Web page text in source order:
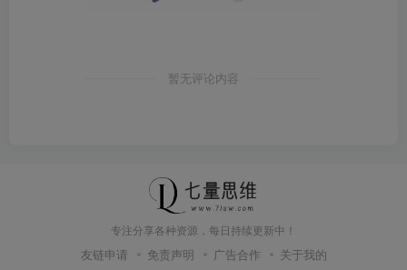
暂无评论内容
专注分享各种资源，每日持续更新中！
友链申请 免责声明 广告合作 关于我的